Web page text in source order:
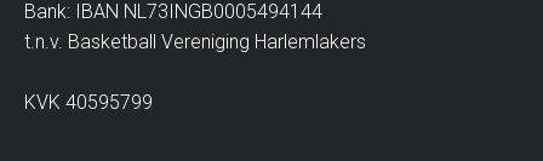
Bank: IBAN NL73INGB0005494144
t.n.v. Basketball Vereniging Harlemlakers
KVK 40595799